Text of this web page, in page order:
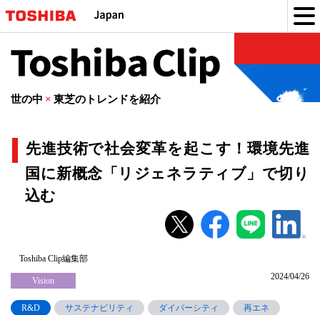
Toshiba
Clip
世の中 × 東芝のトレンドを紹介
先進技術で社会変革を起こす！環境先進
国に新概念「リジェネラティブ」で切り
込む
技
術
で
2024/04/26
Toshiba Clip編集部
Vision
R&D サステナビリティ ダイバーシティ 再エネ